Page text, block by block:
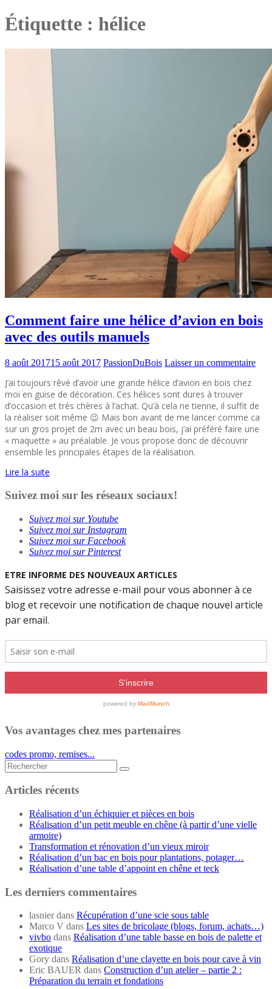
Étiquette : hélice
Comment faire une hélice d’avion en bois
avec des outils manuels
8 août 201715 août 2017 PassionDuBois Laisser un commentaire
J’ai toujours rêvé d’avoir une grande hélice d’avion en bois chez
moi en guise de décoration. Ces hélices sont dures à trouver
d’occasion et très chères à l’achat. Qu’à cela ne tienne, il suffit de
la réaliser soit même 😉 Mais bon avant de me lancer comme ca
sur un gros projet de 2m avec un beau bois, j’ai préféré faire une
« maquette » au préalable. Je vous propose donc de découvrir
ensemble les principales étapes de la réalisation.
Lire la suite
Suivez moi sur les réseaux sociaux!
Suivez moi sur Youtube
Suivez moi sur Instagram
Suivez moi sur Facebook
Suivez moi sur Pinterest
Vos avantages chez mes partenaires
codes promo, remises...
Rechercher...
Articles récents
Réalisation d’un échiquier et pièces en bois
Réalisation d’un petit meuble en chêne (à partir d’une vielle
armoire)
Transformation et rénovation d’un vieux miroir
Réalisation d’un bac en bois pour plantations, potager…
Réalisation d’une table d’appoint en chêne et teck
Les derniers commentaires
lasnierdans Récupération d’une scie sous table
Marco V dans Les sites de bricolage (blogs, forum, achats…)
vivbo dans Réalisation d’une table basse en bois de palette et
exotique
Gory dans Réalisation d’une clayette en bois pour cave à vin
Eric BAUER dans Construction d’un atelier – partie 2 :
Préparation du terrain et fondations